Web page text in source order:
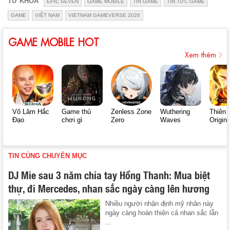
EPIC SEVEN GAME MOBILE TIN GAME TIN TỨC GAME
GAME VIỆT NAM VIETNAM GAMEVERSE 2026
GAME MOBILE HOT
Xem thêm
Võ Lâm Hắc
Đạo
Game thủ
chơi gì
Zenless Zone
Zero
Wuthering
Waves
Thiên
Origin
TIN CÙNG CHUYÊN MỤC
DJ Mie sau 3 năm chia tay Hồng Thanh: Mua biệt
thự, đi Mercedes, nhan sắc ngày càng lên hương
Nhiều người nhận định mỹ nhân này
ngày càng hoàn thiện cả nhan sắc lẫn
...